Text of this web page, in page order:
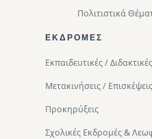
Πολιτιστικά
ΕΚΔΡΟΜΈΣ
Εκπαιδευτικές /
Μετακινήσεις /
Προκηρύξεις
Σχολικές Εκδρομές &